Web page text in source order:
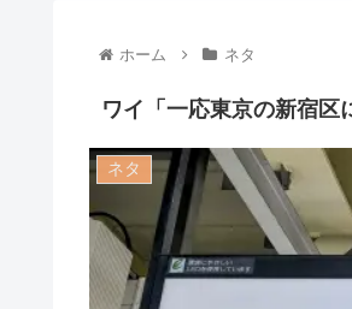
ホーム ネタ
ワイ「一応東京の新宿区
ネタ